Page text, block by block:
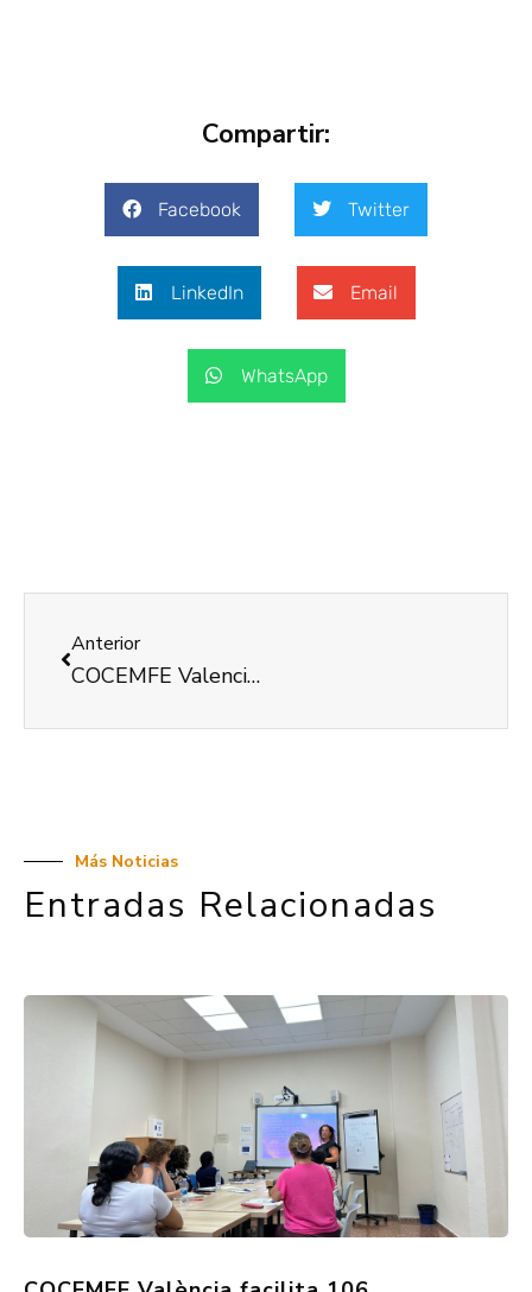
Compartir:
Facebook Twitter
LinkedIn Email
WhatsApp
Anterior
COCEMFE Valencia informa, orienta y asesora sobre discapacidad
Más Noticias
Entradas Relacionadas